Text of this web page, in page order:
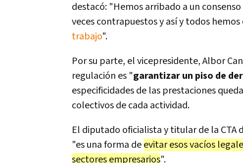
destacó: "Hemos arribado a un
veces contrapuestos y así y todos
trabajo".
Por su parte, el vicepresidente, Albor
regulación es "garantizar un piso de
especificidades de las prestaciones
colectivos de cada actividad.
El diputado oficialista y titular de la CTA
"es una forma deevitar esos vacíos
sectores empresarios".